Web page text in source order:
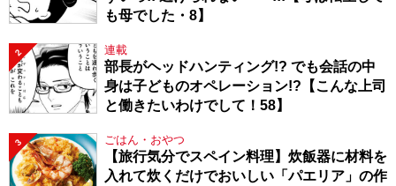
も母でした・8】
2 連載
部長がヘッドハンティング!? でも会話の中
身は子どものオペレーション!?【こんな上司
と働きたいわけでして！58】
3 ごはん・おやつ
【旅行気分でスペイン料理】炊飯器に材料を
入れて炊くだけでおいしい「パエリア」の作